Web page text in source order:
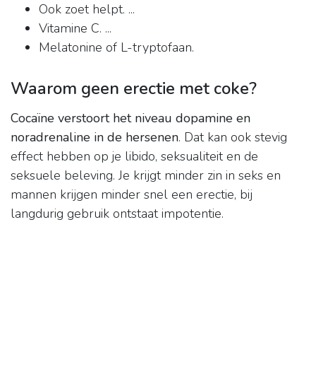
Ook zoet helpt. ...
Vitamine C. ...
Melatonine of L-tryptofaan.
Waarom geen erectie met coke?
Cocaïne verstoort het niveau dopamine en
noradrenaline in de hersenen. Dat kan ook stevig
effect hebben op je libido, seksualiteit en de
seksuele beleving. Je krijgt minder zin in seks en
mannen krijgen minder snel een erectie, bij
langdurig gebruik ontstaat impotentie.